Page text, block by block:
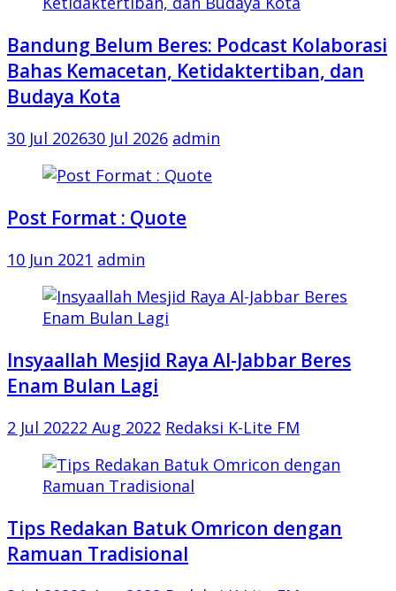
Bandung Belum Beres: Podcast Kolaborasi
Bahas Kemacetan, Ketidaktertiban, dan
Budaya Kota
30 Jul 202630 Jul 2026 admin
Post Format : Quote
10 Jun 2021 admin
Insyaallah Mesjid Raya Al-Jabbar Beres
Enam Bulan Lagi
2 Jul 20222 Aug 2022 Redaksi K-Lite FM
Tips Redakan Batuk Omricon dengan
Ramuan Tradisional